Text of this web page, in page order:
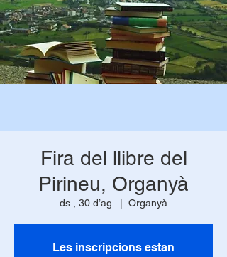
Fira del llibre del
Pirineu, Organyà
ds., 30 d’ag. Organyà
Les inscripcions estan